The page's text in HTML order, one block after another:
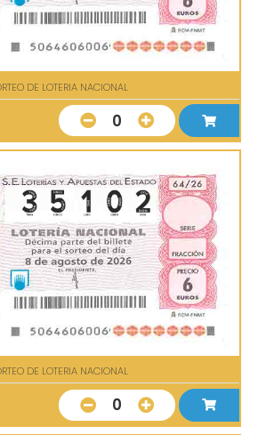
DE LOTERIA NACIONAL
0
DE LOTERIA NACIONAL
0